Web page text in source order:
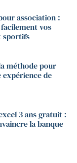
association :
vos
sportifs
méthode pour
de
3 ans gratuit :
la banque